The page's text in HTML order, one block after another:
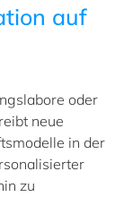
auf
oder
neue
in der
zu